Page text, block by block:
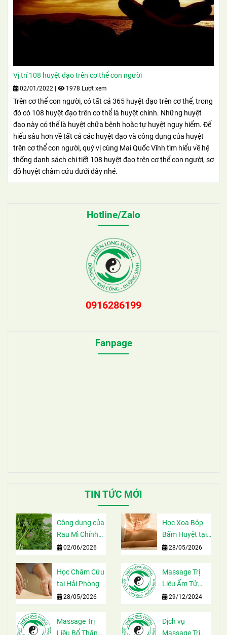
Vị trí 108 huyệt đạo trên cơ thể con người
02/01/2022 1978 Lượt xem
Trên cơ thể con người, có tất cả 365 huyệt đạo trên cơ thể, trong
đó có 108 huyệt đạo trên cơ thể là huyệt chính. Những huyệt
đạo này có thể là huyệt chữa bệnh hoặc tự huyệt nguy hiểm. Để
hiểu sâu hơn về tất cả các huyệt đạo và công dụng của huyệt
trên cơ thể con người, quý vị cùng Mai Quốc Vĩnh tìm hiểu về hệ
thống danh sách chi tiết 108 huyệt đạo trên cơ thể con người, sơ
đồ huyệt châm cứu dưới đây nhé.
Hotline/Zalo
0916286199
Fanpage
TIN TỨC MỚI
Công dụng của
Rau Mì Chính
theo Y Học
02/06/2026
Học Xoa Bóp
Bấm Huyệt tại
Hải Phòng
28/05/2026
Học Châm Cứu
tại Hải Phòng
28/05/2026
Massage Trị
Liệu Ấm Tử
Cung tại Hải
29/12/2024
Massage Trị
Dịch vụ